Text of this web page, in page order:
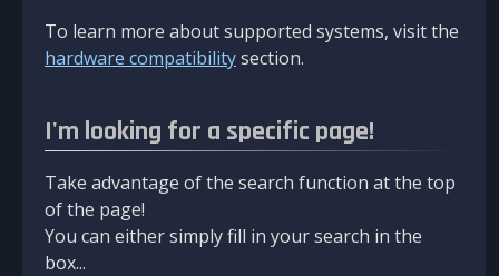
To learn more about supported systems, visit the
hardware compatibilitysection.
I'm looking for a specific page!
Take advantage of the search function at the top
of the page!
You can either simply fill in your search in the
box...